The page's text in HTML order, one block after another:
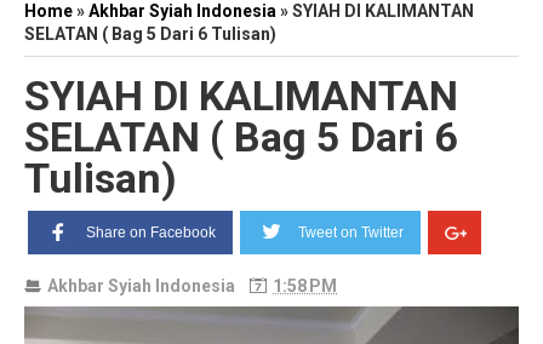
Home»Akhbar Syiah Indonesia »SYIAH DI KALIMANTAN
SELATAN ( Bag 5 Dari 6 Tulisan)
SYIAH DI KALIMANTAN
SELATAN ( Bag 5 Dari 6
Tulisan)
Share on Facebook Tweet on Twitter
Akhbar Syiah Indonesia 1:58 PM